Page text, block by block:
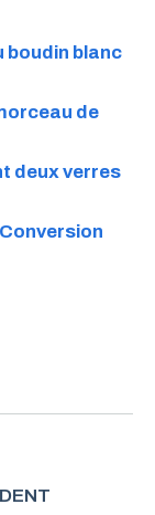
boudin blanc
de
deux verres